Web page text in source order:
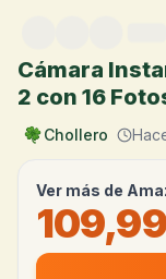
Cámara
2 con 16
Chollero
Ver más de